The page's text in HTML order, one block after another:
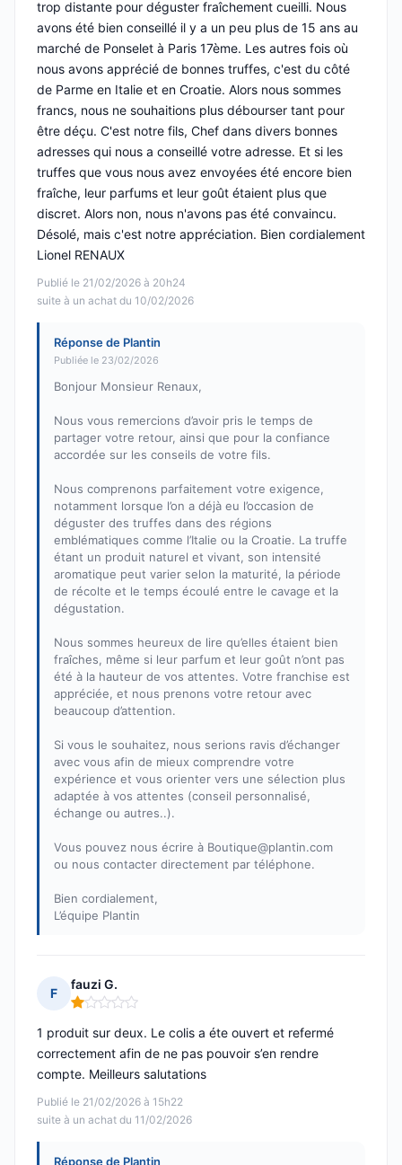
Publié le 21/02/2026 à 20h24
suite à un achat du 10/02/2026
trop distante pour déguster fraîchement cueilli. Nous
avons été bien conseillé il y a un peu plus de 15 ans au
marché de Ponselet à Paris 17ème. Les autres fois où
nous avons apprécié de bonnes truffes, c'est du côté
de Parme en Italie et en Croatie. Alors nous sommes
francs, nous ne souhaitions plus débourser tant pour
être déçu. C'est notre fils, Chef dans divers bonnes
adresses qui nous a conseillé votre adresse. Et si les
truffes que vous nous avez envoyées été encore bien
fraîche, leur parfums et leur goût étaient plus que
discret. Alors non, nous n'avons pas été convaincu.
Désolé, mais c'est notre appréciation. Bien cordialement
Lionel RENAUX
Réponse de Plantin
Publiée le 23/02/2026
Bonjour Monsieur Renaux,
Nous vous remercions d’avoir pris le temps de
partager votre retour, ainsi que pour la confiance
accordée sur les conseils de votre fils.
Nous comprenons parfaitement votre exigence,
notamment lorsque l’on a déjà eu l’occasion de
déguster des truffes dans des régions
emblématiques comme l’Italie ou la Croatie. La truffe
étant un produit naturel et vivant, son intensité
aromatique peut varier selon la maturité, la période
de récolte et le temps écoulé entre le cavage et la
dégustation.
Nous sommes heureux de lire qu’elles étaient bien
fraîches, même si leur parfum et leur goût n’ont pas
été à la hauteur de vos attentes. Votre franchise est
appréciée, et nous prenons votre retour avec
beaucoup d’attention.
Si vous le souhaitez, nous serions ravis d’échanger
avec vous afin de mieux comprendre votre
expérience et vous orienter vers une sélection plus
adaptée à vos attentes (conseil personnalisé,
échange ou autres..).
Vous pouvez nous écrire à Boutique@plantin.com
ou nous contacter directement par téléphone.
Bien cordialement,
L’équipe Plantin
F
fauzi G.
Note : 1 sur 5
Publié le 21/02/2026 à 15h22
suite à un achat du 11/02/2026
1 produit sur deux. Le colis a éte ouvert et refermé
correctement afin de ne pas pouvoir s’en rendre
compte. Meilleurs salutations
Réponse de Plantin